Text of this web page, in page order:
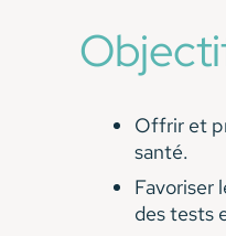
Offrir et
santé.
Favoriser
des tests